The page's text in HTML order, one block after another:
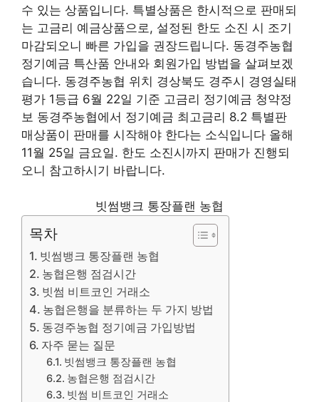
수 있는 상품입니다. 특별상품은 한시적으로 판매되
는 고금리 예금상품으로, 설정된 한도 소진 시 조기
마감되오니 빠른 가입을 권장드립니다. 동경주농협
정기예금 특산품 안내와 회원가입 방법을 살펴보겠
습니다. 동경주농협 위치 경상북도 경주시 경영실태
평가 1등급 6월 22일 기준 고금리 정기예금 청약정
보 동경주농협에서 정기예금 최고금리 8.2 특별판
매상품이 판매를 시작해야 한다는 소식입니다 올해
11월 25일 금요일. 한도 소진시까지 판매가 진행되
오니 참고하시기 바랍니다.
빗썸뱅크 통장플랜 농협
목차
빗썸뱅크 통장플랜 농협
농협은행 점검시간
빗썸 비트코인 ​​거래소
농협은행을 분류하는 두 가지 방법
동경주농협 정기예금 가입방법
자주 묻는 질문
빗썸뱅크 통장플랜 농협
농협은행 점검시간
빗썸 비트코인 ​​거래소